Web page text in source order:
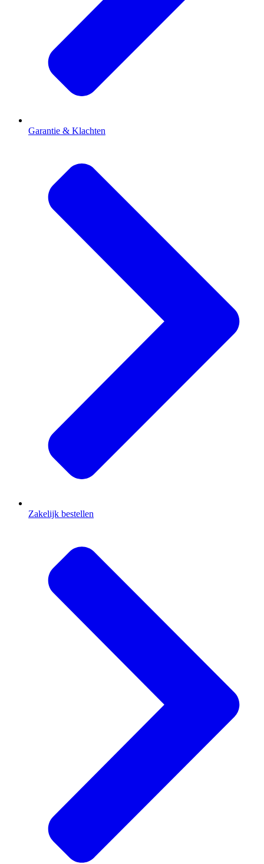
Garantie & Klachten
Zakelijk bestellen